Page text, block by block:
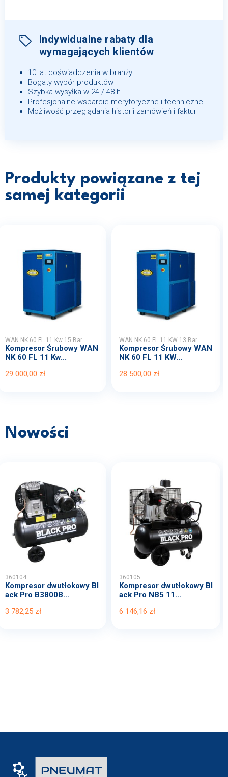
Indywidualne rabaty dla
wymagających klientów
10 lat doświadczenia w branży
Bogaty wybór produktów
Szybka wysyłka w 24 / 48 h
Profesjonalne wsparcie merytoryczne i techniczne
Możliwość przeglądania historii zamówień i faktur
Produkty powiązane z tej
samej kategorii
WAN NK 60 FL 11 Kw 15 Bar
Kompresor Śrubowy WAN
NK 60 FL 11 Kw...
29 000,00 zł
WAN NK 60 FL 11 KW 13 Bar
Kompresor Śrubowy WAN
NK 60 FL 11 KW...
28 500,00 zł
Nowości
360104
Kompresor dwutłokowy Bl
ack Pro B3800B...
3 782,25 zł
360105
Kompresor dwutłokowy Bl
ack Pro NB5 11...
6 146,16 zł